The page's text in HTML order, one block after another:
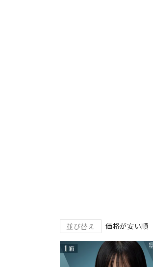
並び替え 価格が安い順